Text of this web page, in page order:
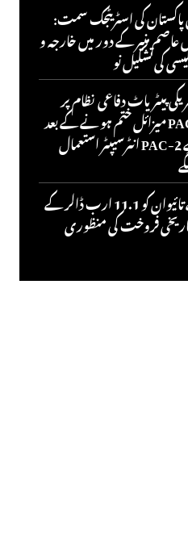
میں پاکستان کی اسٹریٹجک سمت:
عاصم منیر کے دور میں خارجہ و
کی تشکیل نو
پیٹریاٹ دفاعی نظام پر
دباؤ: PAC-3 میزائل ختم ہونے کے بعد
2000 کے PAC-2 انٹرسیپٹر استعمال
امریکہ نے تائیوان کو 11.1 ارب ڈالر کے
فروخت کی منظوری